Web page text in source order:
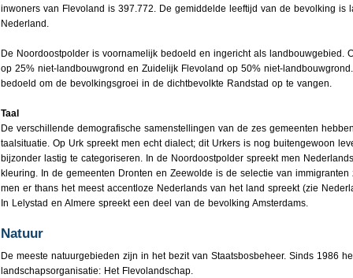
inwoners van Flevoland is 397.772. De gemiddelde leeftijd van de bevolking is
Nederland.
De Noordoostpolder is voornamelijk bedoeld en ingericht als landbouwgebied.
op 25% niet-landbouwgrond en Zuidelijk Flevoland op 50% niet-
bedoeld om de bevolkingsgroei in de dichtbevolkte Randstad op te vangen.
Taal
De verschillende demografische samenstellingen van de zes gemeenten
taalsituatie. Op Urk spreekt men echt dialect; dit Urkers is nog buitengewoon
bijzonder lastig te categoriseren. In de Noordoostpolder spreekt men
kleuring. In de gemeenten Dronten en Zeewolde is de selectie van
men er thans het meest accentloze Nederlands van het land spreekt (zie
In Lelystad en Almere spreekt een deel van de bevolking Amsterdams.
Natuur
De meeste natuurgebieden zijn in het bezit van Staatsbosbeheer. Sinds 1986
landschapsorganisatie: Het Flevolandschap.